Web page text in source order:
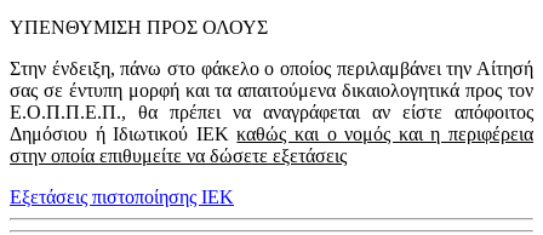
ΥΠΕΝΘΥΜΙΣΗ ΠΡΟΣ ΟΛΟΥΣ
Στην ένδειξη, πάνω στο φάκελο ο οποίος περιλαμβάνει την Αίτησή
σας σε έντυπη μορφή και τα απαιτούμενα δικαιολογητικά προς τον
Ε.Ο.Π.Π.Ε.Π., θα πρέπει να αναγράφεται αν είστε απόφοιτος
Δημόσιου ή Ιδιωτικού ΙΕΚκαθώς και ο νομός και η περιφέρεια
στην οποία επιθυμείτε να δώσετε εξετάσεις
Εξετάσεις πιστοποίησης ΙΕΚ